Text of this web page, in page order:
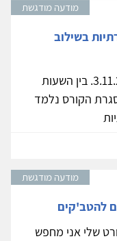
מודעה מודגשת
בשילוב
המחזור הקרוב: ימי שלישי מתאריך 3.11.26. בין השעות
במסגרת הקורס נלמד
מודעה מודגשת
להטב'קים
שלי אני מחפש